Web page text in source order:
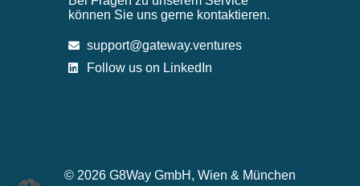
können Sie uns gerne kontaktieren.
support@gateway.ventures
Follow us on LinkedIn
© 2026 G8Way GmbH, Wien & München